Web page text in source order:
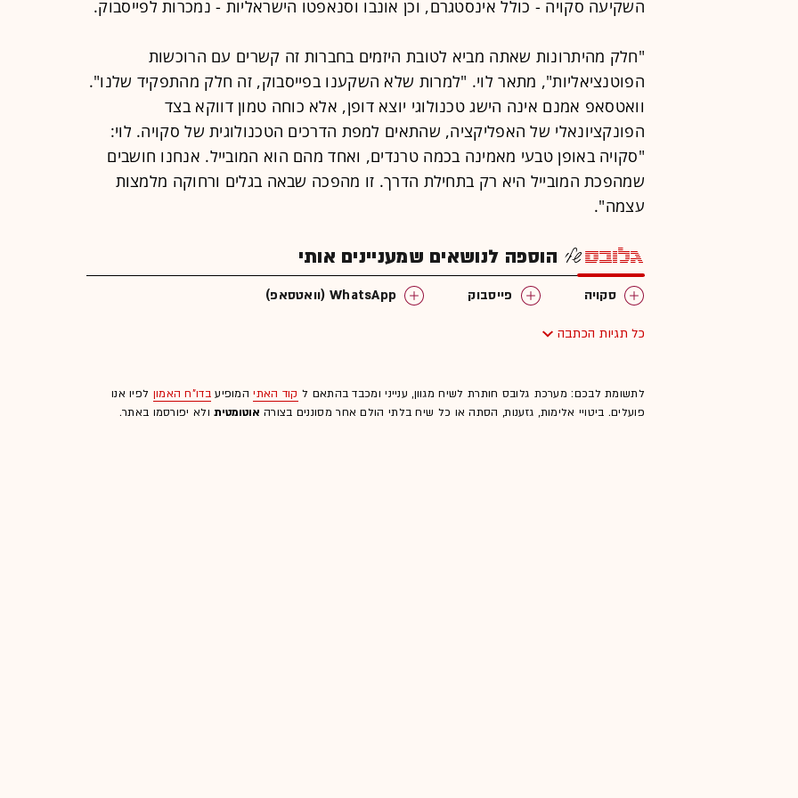
השקיעה סקויה - כולל אינסטגרם, וכן אונבו וסנאפטו הישראליות - נמכרות לפייסבוק.
"חלק מהיתרונות שאתה מביא לטובת היזמים בחברות זה קשרים עם הרוכשות
הפוטנציאליות", מתאר לוי. "למרות שלא השקענו בפייסבוק, זה חלק מהתפקיד שלנו".
וואטסאפ אמנם אינה הישג טכנולוגי יוצא דופן, אלא כוחה טמון דווקא בצד
הפונקציונאלי של האפליקציה, שהתאים למפת הדרכים הטכנולוגית של סקויה. לוי:
"סקויה באופן טבעי מאמינה בכמה טרנדים, ואחד מהם הוא המובייל. אנחנו חושבים
שמהפכת המובייל היא רק בתחילת הדרך. זו מהפכה שבאה בגלים ורחוקה מלמצות
עצמה".
הוספה לנושאים שמעניינים אותי
סקויה פייסבוק WhatsApp (וואטסאפ)
כל תגיות הכתבה
לתשומת לבכם: מערכת גלובס חותרת לשיח מגוון, ענייני ומכבד בהתאם ל קוד האתיהמופיעבדו"ח האמון לפיו אנו
פועלים. ביטויי אלימות, גזענות, הסתה או כל שיח בלתי הולם אחר מסוננים בצורה אוטומטיתולא יפורסמו באתר.